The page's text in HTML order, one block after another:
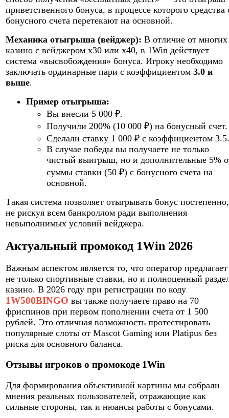
приветственного бонуса, в процессе которого средства
бонусного счета перетекают на основной.
Механика отыгрыша (вейджер): В отличие от многих
казино с вейджером x30 или x40, в 1Win действует
система «высвобождения» бонуса. Игроку необходимо
заключать ординарные пари с коэффициентом 3.0 и
выше.
Пример отыгрыша:
Вы внесли 5 000 ₽.
Получили 200% (10 000 ₽) на бонусный счет.
Сделали ставку 1 000 ₽ с коэффициентом 3.5.
В случае победы вы получаете не только
чистый выигрыш, но и дополнительные 5%
суммы ставки (50 ₽) с бонусного счета на
основной.
Такая система позволяет отыгрывать бонус постепенно,
не рискуя всем банкроллом ради выполнения
невыполнимых условий вейджера.
Актуальный промокод 1Win 2026
Важным аспектом является то, что оператор предлагает
не только спортивные ставки, но и полноценный
казино. В 2026 году при регистрации по коду
1W500BINGO вы также получаете право на 70
фриспинов при первом пополнении счета от 1 500
рублей. Это отличная возможность протестировать
популярные слоты от Mascot Gaming или Platipus без
риска для основного баланса.
Отзывы игроков о промокоде 1Win
Для формирования объективной картины мы собрали
мнения реальных пользователей, отражающие как
сильные стороны, так и нюансы работы с бонусами.